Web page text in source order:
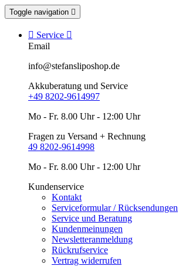
Toggle navigation 
 Service 
Email
info@stefansliposhop.de
Akkuberatung und Service
+49 8202-9614997
Mo - Fr. 8.00 Uhr - 12:00 Uhr
Fragen zu Versand + Rechnung
49 8202-9614998
Mo - Fr. 8.00 Uhr - 12:00 Uhr
Kundenservice
Kontakt
Serviceformular / Rücksendungen
Service und Beratung
Kundenmeinungen
Newsletteranmeldung
Rückrufservice
Vertrag widerrufen